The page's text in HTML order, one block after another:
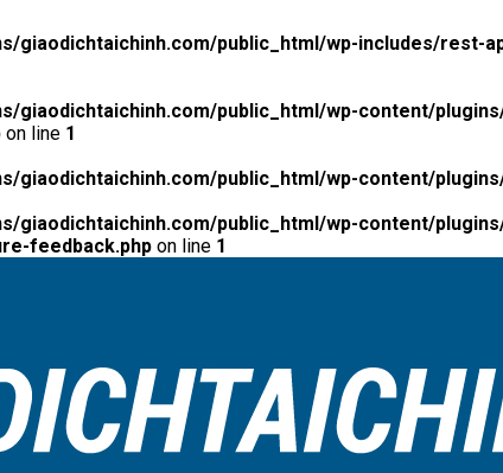
giaodichtaichinh.com/public_html/wp-includes/rest-
giaodichtaichinh.com/public_html/wp-content/
on line 1
giaodichtaichinh.com/public_html/wp-content/
giaodichtaichinh.com/public_html/wp-content/
feedback.php on line 1